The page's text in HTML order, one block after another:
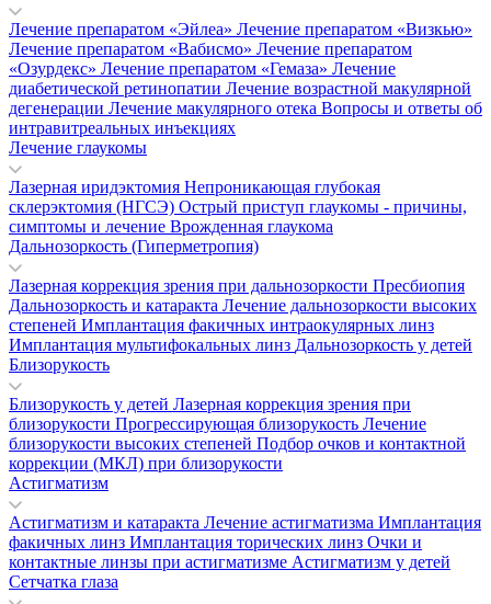
Лечение препаратом «Эйлеа» Лечение препаратом «Визкью»
Лечение препаратом «Вабисмо» Лечение препаратом
«Озурдекс» Лечение препаратом «Гемаза» Лечение
диабетической ретинопатии Лечение возрастной макулярной
дегенерации Лечение макулярного отека Вопросы и ответы об
интравитреальных инъекциях
Лечение глаукомы
Лазерная иридэктомия Непроникающая глубокая
склерэктомия (НГСЭ) Острый приступ глаукомы - причины,
симптомы и лечение Врожденная глаукома
Дальнозоркость (Гиперметропия)
Лазерная коррекция зрения при дальнозоркости Пресбиопия
Дальнозоркость и катаракта Лечение дальнозоркости высоких
степеней Имплантация факичных интраокулярных линз
Имплантация мультифокальных линз Дальнозоркость у детей
Близорукость
Близорукость у детей Лазерная коррекция зрения при
близорукости Прогрессирующая близорукость Лечение
близорукости высоких степеней Подбор очков и контактной
коррекции (МКЛ) при близорукости
Астигматизм
Астигматизм и катаракта Лечение астигматизма Имплантация
факичных линз Имплантация торических линз Очки и
контактные линзы при астигматизме Астигматизм у детей
Сетчатка глаза